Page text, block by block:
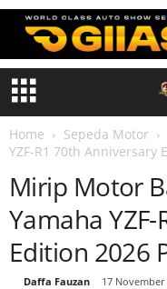
Home Sepeda Motor
YZF-R1 70th Anniversary
Mirip Motor
Yamaha
Edition 2026
Daffa Fauzan 17 November